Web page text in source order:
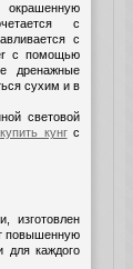
с
с
с помощью
дренажные
сухим и в
световой
купить кунгс
изготовлен
повышенную
для каждого